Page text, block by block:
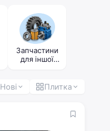
Запчастини
для іншої
Нові Плитка